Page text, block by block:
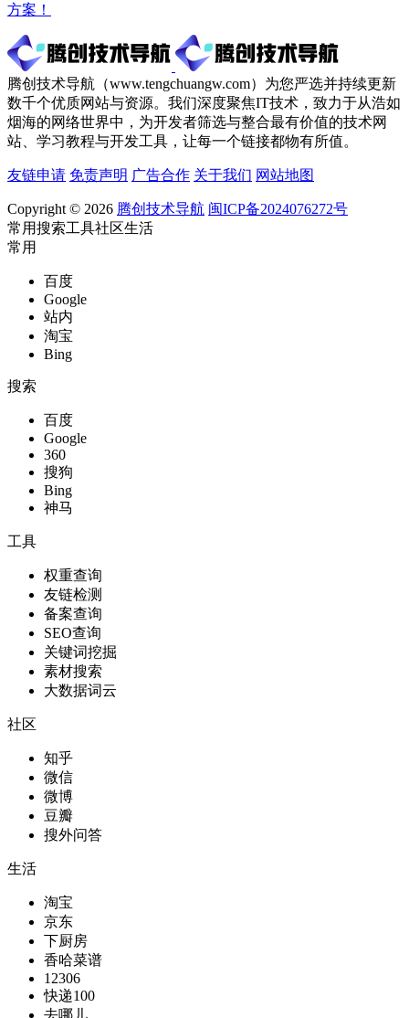
方案！
腾创技术导航（www.tengchuangw.com）为您严选并持续更新
数千个优质网站与资源。我们深度聚焦IT技术，致力于从浩如
烟海的网络世界中，为开发者筛选与整合最有价值的技术网
站、学习教程与开发工具，让每一个链接都物有所值。
友链申请 免责声明 广告合作 关于我们 网站地图
Copyright © 2026 腾创技术导航 闽ICP备2024076272号
常用搜索工具社区生活
常用
百度
Google
站内
淘宝
Bing
搜索
百度
Google
360
搜狗
Bing
神马
工具
权重查询
友链检测
备案查询
SEO查询
关键词挖掘
素材搜索
大数据词云
社区
知乎
微信
微博
豆瓣
搜外问答
生活
淘宝
京东
下厨房
香哈菜谱
12306
快递100